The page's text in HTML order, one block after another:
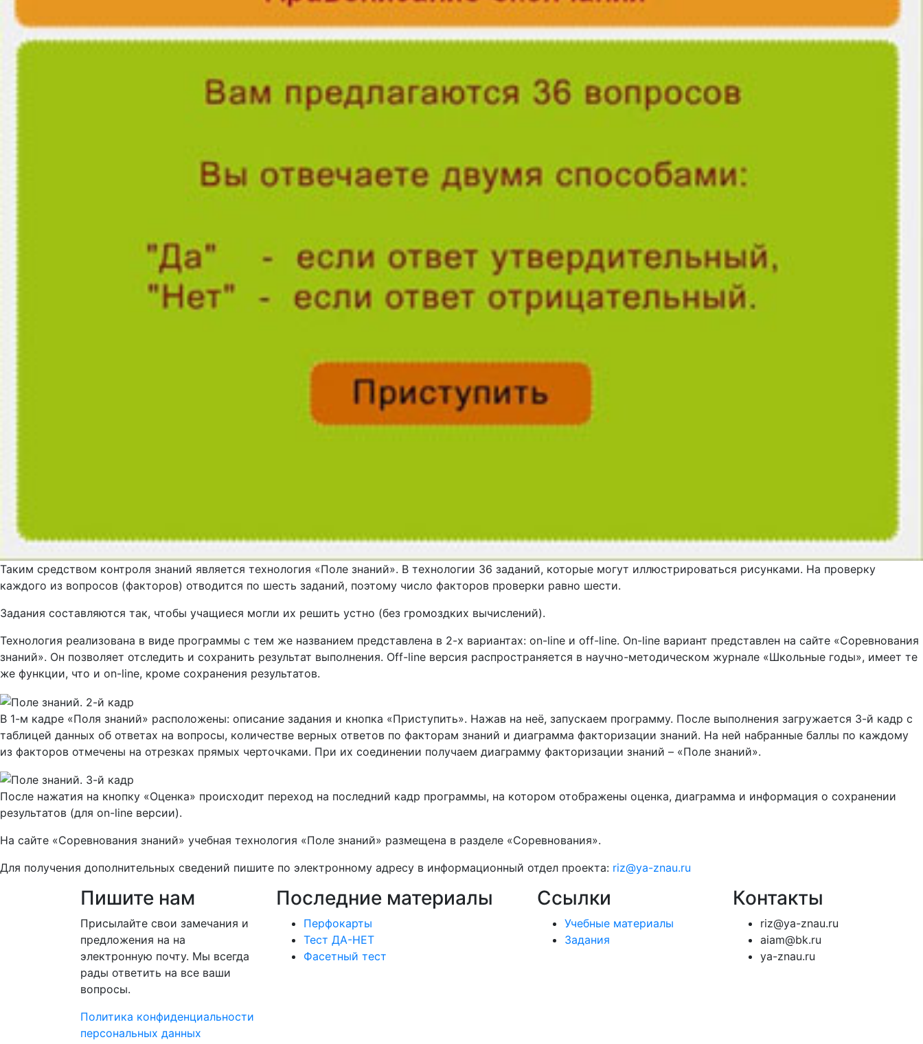
Таким средством контроля знаний является технология «Поле знаний». В технологии 36 заданий, которые могут иллюстрироваться рисунками. На проверку
каждого из вопросов (факторов) отводится по шесть заданий, поэтому число факторов проверки равно шести.
Задания составляются так, чтобы учащиеся могли их решить устно (без громоздких вычислений).
Технология реализована в виде программы с тем же названием представлена в 2-х вариантах: on-line и off-line. On-line вариант представлен на сайте «Соревнования
знаний». Он позволяет отследить и сохранить результат выполнения. Off-line версия распространяется в научно-методическом журнале «Школьные годы», имеет те
же функции, что и on-line, кроме сохранения результатов.
В 1-м кадре «Поля знаний» расположены: описание задания и кнопка «Приступить». Нажав на неё, запускаем программу. После выполнения загружается 3-й кадр с
таблицей данных об ответах на вопросы, количестве верных ответов по факторам знаний и диаграмма факторизации знаний. На ней набранные баллы по каждому
из факторов отмечены на отрезках прямых черточками. При их соединении получаем диаграмму факторизации знаний – «Поле знаний».
После нажатия на кнопку «Оценка» происходит переход на последний кадр программы, на котором отображены оценка, диаграмма и информация о сохранении
результатов (для on-line версии).
На сайте «Соревнования знаний» учебная технология «Поле знаний» размещена в разделе «Соревнования».
Для получения дополнительных сведений пишите по электронному адресу в информационный отдел проекта: riz@ya-znau.ru
Пишите нам
Присылайте свои замечания и
предложения на на
электронную почту. Мы всегда
рады ответить на все ваши
вопросы.
Политика конфиденциальности
персональных данных
Последние материалы
Перфокарты
Тест ДА-НЕТ
Фасетный тест
Ссылки
Учебные материалы
Задания
Контакты
riz@ya-znau.ru
aiam@bk.ru
ya-znau.ru